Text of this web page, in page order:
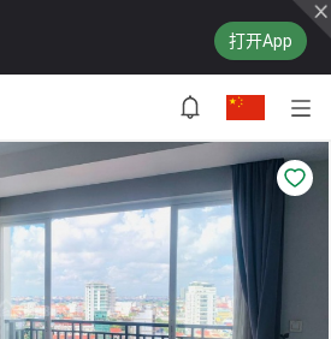
打开App